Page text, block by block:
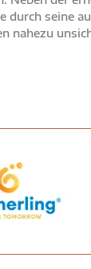
durch seine
nahezu